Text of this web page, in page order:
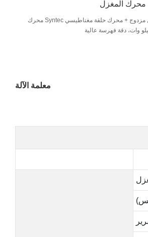
محرك المغزل
محرك Syntec متزامن + مستشعر ردود فعل مزدوج + محرك حلقة مغناطيسي
معلمة الآلة